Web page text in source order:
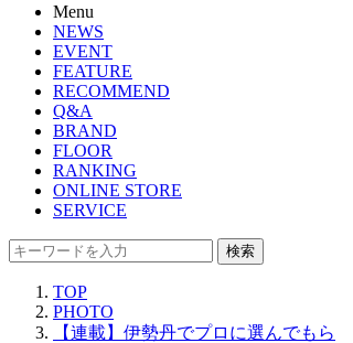
Menu
NEWS
EVENT
FEATURE
RECOMMEND
Q&A
BRAND
FLOOR
RANKING
ONLINE STORE
SERVICE
検索
TOP
PHOTO
【連載】伊勢丹でプロに選んでもら